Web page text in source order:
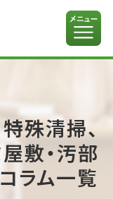
殊清掃、
敷・汚部
ラム一覧